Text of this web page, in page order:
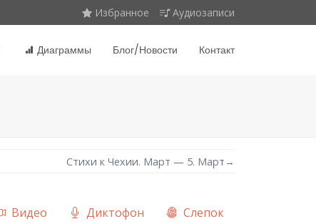
Избранное Аудиозаписи
Диаграммы Блог/Новости Контакт
Стихи к Чехии. Март — 5. Март →
Видео Диктофон Слепок